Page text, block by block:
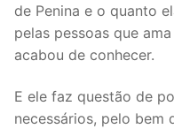
de Penina e o quanto
pelas pessoas que
acabou de conhecer.
E ele faz questão de
necessários, pelo bem